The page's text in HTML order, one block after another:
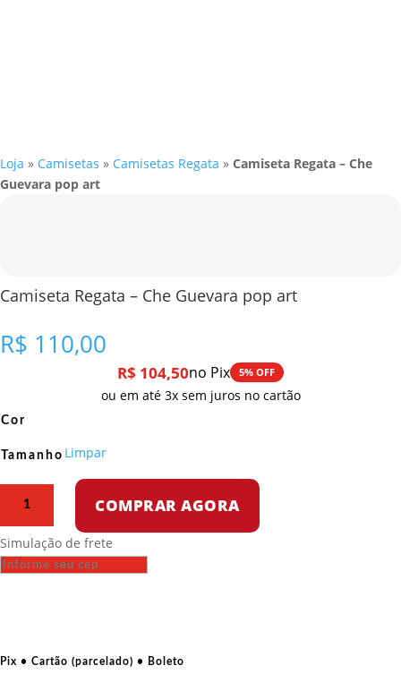
Loja » Camisetas » Camisetas Regata » Camiseta Regata – Che
Guevara pop art
Camiseta Regata – Che Guevara pop art
R$ 110,00
R$ 104,50no Pix 5% OFF
ou em até 3x sem juros no cartão
Cor
Tamanho Limpar
Che
Guevara
COMPRAR AGORA
Simulação de frete
Pix • Cartão (parcelado) • Boleto